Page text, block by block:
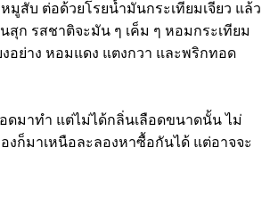
มูสับ ต่อด้วยโรยน้ำมันกระเทียมเจียว แล้ว
สุก รสชาติจะมัน ๆ เค็ม ๆ หอมกระเทียม
อย่าง หอมแดง แตงกวา และพริกทอด
อดมาทำ แต่ไม่ได้กลิ่นเลือดขนาดนั้น ไม่
งก็มาเหนือละลองหาซื้อกันได้ แต่อาจจะ